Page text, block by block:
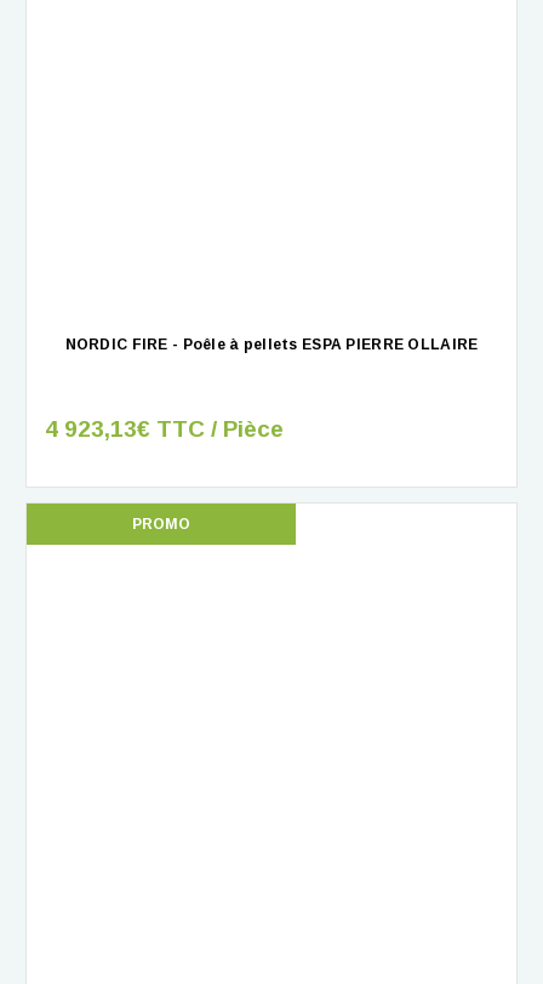
NORDIC FIRE - Poêle à pellets ESPA PIERRE OLLAIRE
4 923,13€ TTC / Pièce
PROMO